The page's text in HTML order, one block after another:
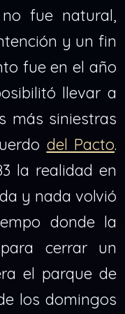
fue natural,
y un fin
fue en el año
llevar a
más siniestras
del Pacto.
la realidad en
y nada volvió
donde la
cerrar un
el parque de
los domingos